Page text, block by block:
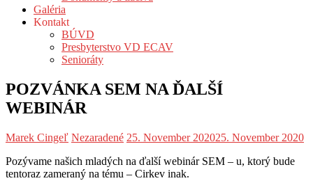
Galéria
Kontakt
BÚVD
Presbyterstvo VD ECAV
Senioráty
POZVÁNKA SEM NA ĎALŠÍ
WEBINÁR
Marek Cingeľ Nezaradené 25. November 202025. November 2020
Pozývame našich mladých na ďalší webinár SEM – u, ktorý bude
tentoraz zameraný na tému – Cirkev inak.